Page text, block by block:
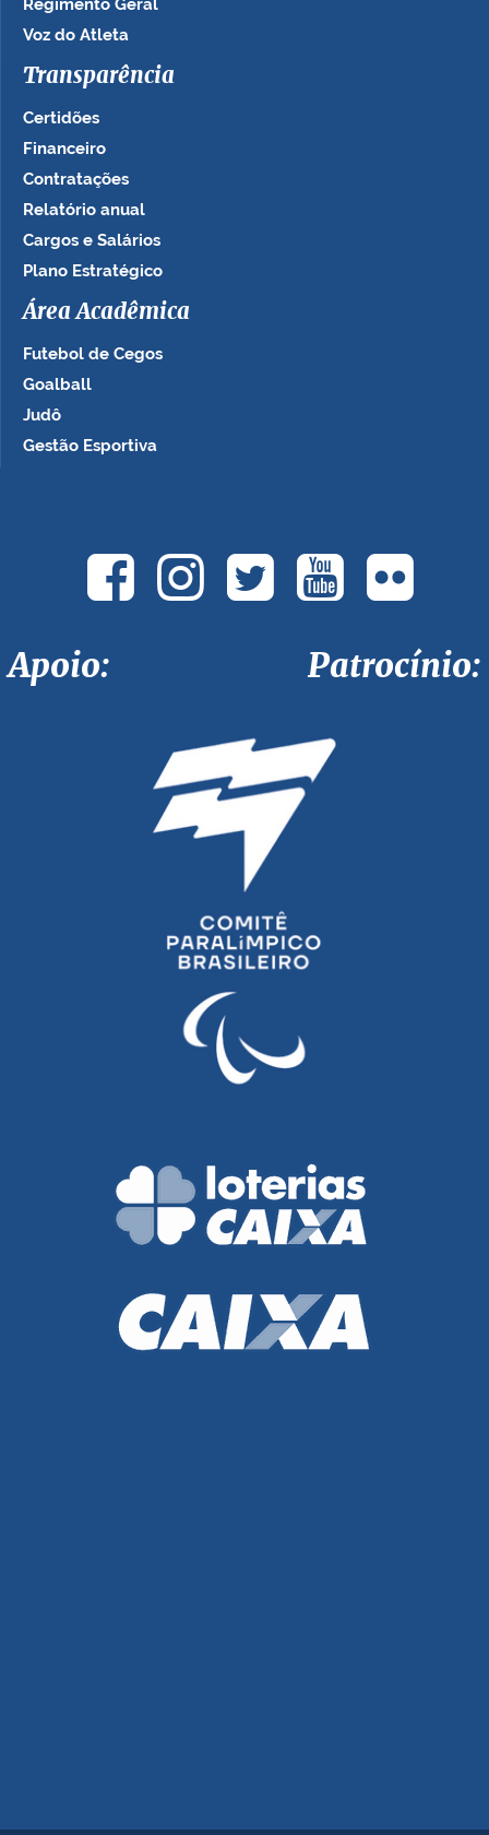
Regimento Geral
Voz do Atleta
Transparência
Certidões
Financeiro
Contratações
Relatório anual
Cargos e Salários
Plano Estratégico
Área Acadêmica
Futebol de Cegos
Goalball
Judô
Gestão Esportiva
Apoio: Patrocínio: